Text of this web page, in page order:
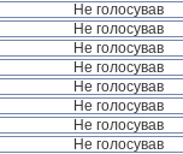
Не голосував
Не голосував
Не голосував
Не голосував
Не голосував
Не голосував
Не голосував
Не голосував